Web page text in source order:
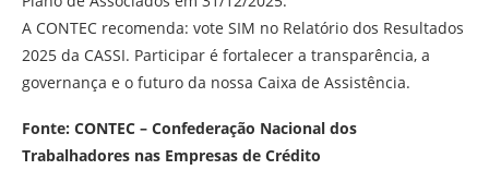
A CONTEC recomenda: vote SIM no Relatório dos Resultados
2025 da CASSI. Participar é fortalecer a transparência, a
governança e o futuro da nossa Caixa de Assistência.
Fonte: CONTEC – Confederação Nacional dos
Trabalhadores nas Empresas de Crédito